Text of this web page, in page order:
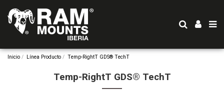
Inicio Línea Producto Temp-RightT GDS® TechT
Temp-RightT GDS® TechT